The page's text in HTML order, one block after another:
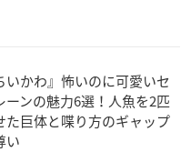
いかわ』怖いのに可愛いセ
ーンの魅力6選！人魚を2匹
た巨体と喋り方のギャップ
い